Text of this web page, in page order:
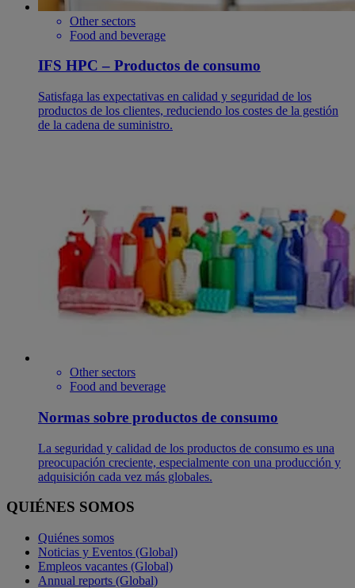
Other sectors
Food and beverage
IFS HPC – Productos de consumo
Satisfaga las expectativas en calidad y seguridad de los
productos de los clientes, reduciendo los costes de la gestión
de la cadena de suministro.
Other sectors
Food and beverage
Normas sobre productos de consumo
La seguridad y calidad de los productos de consumo es una
preocupación creciente, especialmente con una producción y
adquisición cada vez más globales.
QUIÉNES SOMOS
Quiénes somos
Noticias y Eventos (Global)
Empleos vacantes (Global)
Annual reports (Global)